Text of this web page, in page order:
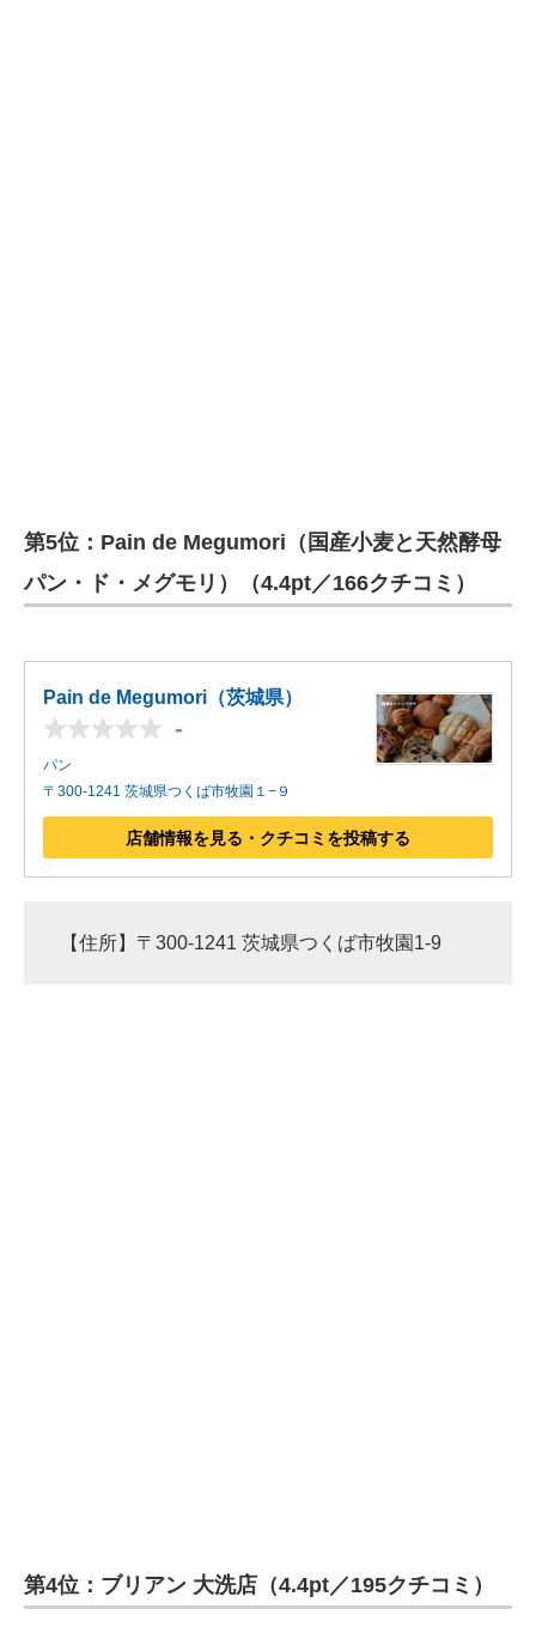
第5位：Pain de Megumori（国産小麦と天然酵母
パン・ド・メグモリ）（4.4pt／166クチコミ）
Pain de Megumori（茨城県）
-
パン
〒300-1241 茨城県つくば市牧園１−９
店舗情報を見る・クチコミを投稿する
【住所】〒300-1241 茨城県つくば市牧園1-9
第4位：ブリアン 大洗店（4.4pt／195クチコミ）